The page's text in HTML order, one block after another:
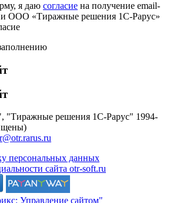
я даю согласие на получение email-
ООО «Тиражные решения 1С-Рарус»
"Тиражные решения 1С-Рарус" 1994-
персональных данных
сайта otr-soft.ru
Управление сайтом"